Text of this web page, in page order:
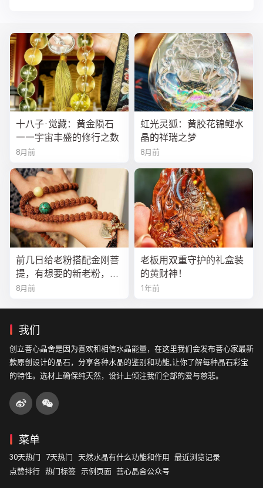
十八子·觉藏：黄金陨石
——宇宙丰盛的修行之数
8月前
虹光灵狐：黄胶花锦鲤水
晶的祥瑞之梦
8月前
前几日给老粉搭配金刚菩
提，有想要的新老粉，都
可以来排队
8月前
老板用双重守护的礼盒装
的黄财神！
1年前
我们
创立菩心晶舍是因为喜欢和相信水晶能量，在这里我们会发布菩心家最新
款原创设计的晶石，分享各种水晶的鉴别和功能,让你了解每种晶石彩宝
的特性。选材上确保纯天然，设计上倾注我们全部的爱与慈悲。
菜单
30天热门 7天热门 天然水晶有什么功能和作用
最近浏览记录
点赞排行 热门标签 示例页面 菩心晶舍公众号